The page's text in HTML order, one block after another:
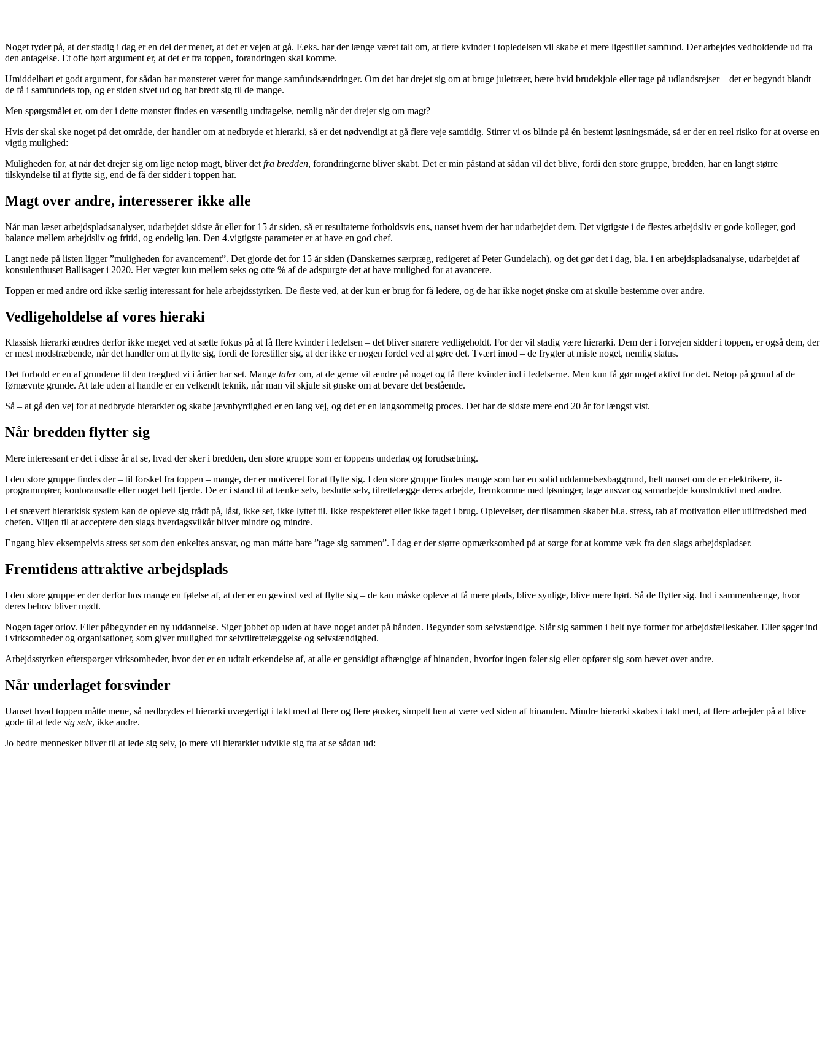
Noget tyder på, at der stadig i dag er en del der mener, at det er vejen at gå. F.eks. har der længe været talt om, at flere kvinder i topledelsen vil skabe et mere ligestillet samfund. Der arbejdes vedholdende ud fra
den antagelse. Et ofte hørt argument er, at det er fra toppen, forandringen skal komme.
Umiddelbart et godt argument, for sådan har mønsteret været for mange samfundsændringer. Om det har drejet sig om at bruge juletræer, bære hvid brudekjole eller tage på udlandsrejser – det er begyndt blandt
de få i samfundets top, og er siden sivet ud og har bredt sig til de mange.
Men spørgsmålet er, om der i dette mønster findes en væsentlig undtagelse, nemlig når det drejer sig om magt?
Hvis der skal ske noget på det område, der handler om at nedbryde et hierarki, så er det nødvendigt at gå flere veje samtidig. Stirrer vi os blinde på én bestemt løsningsmåde, så er der en reel risiko for at overse en
vigtig mulighed:
Muligheden for, at når det drejer sig om lige netop magt, bliver det fra bredden, forandringerne bliver skabt. Det er min påstand at sådan vil det blive, fordi den store gruppe, bredden, har en langt større
tilskyndelse til at flytte sig, end de få der sidder i toppen har.
Magt over andre, interesserer ikke alle
Når man læser arbejdspladsanalyser, udarbejdet sidste år eller for 15 år siden, så er resultaterne forholdsvis ens, uanset hvem der har udarbejdet dem. Det vigtigste i de flestes arbejdsliv er gode kolleger, god
balance mellem arbejdsliv og fritid, og endelig løn. Den 4.vigtigste parameter er at have en god chef.
Langt nede på listen ligger ”muligheden for avancement”. Det gjorde det for 15 år siden (Danskernes særpræg, redigeret af Peter Gundelach), og det gør det i dag, bla. i en arbejdspladsanalyse, udarbejdet af
konsulenthuset Ballisager i 2020. Her vægter kun mellem seks og otte % af de adspurgte det at have mulighed for at avancere.
Toppen er med andre ord ikke særlig interessant for hele arbejdsstyrken. De fleste ved, at der kun er brug for få ledere, og de har ikke noget ønske om at skulle bestemme over andre.
Vedligeholdelse af vores hieraki
Klassisk hierarki ændres derfor ikke meget ved at sætte fokus på at få flere kvinder i ledelsen – det bliver snarere vedligeholdt. For der vil stadig være hierarki. Dem der i forvejen sidder i toppen, er også dem, der
er mest modstræbende, når det handler om at flytte sig, fordi de forestiller sig, at der ikke er nogen fordel ved at gøre det. Tvært imod – de frygter at miste noget, nemlig status.
Det forhold er en af grundene til den træghed vi i årtier har set. Mange talerom, at de gerne vil ændre på noget og få flere kvinder ind i ledelserne. Men kun få gør noget aktivt for det. Netop på grund af de
førnævnte grunde. At tale uden at handle er en velkendt teknik, når man vil skjule sit ønske om at bevare det bestående.
Så – at gå den vej for at nedbryde hierarkier og skabe jævnbyrdighed er en lang vej, og det er en langsommelig proces. Det har de sidste mere end 20 år for længst vist.
Når bredden flytter sig
Mere interessant er det i disse år at se, hvad der sker i bredden, den store gruppe som er toppens underlag og forudsætning.
I den store gruppe findes der – til forskel fra toppen – mange, der er motiveret for at flytte sig. I den store gruppe findes mange som har en solid uddannelsesbaggrund, helt uanset om de er elektrikere, it-
programmører, kontoransatte eller noget helt fjerde. De er i stand til at tænke selv, beslutte selv, tilrettelægge deres arbejde, fremkomme med løsninger, tage ansvar og samarbejde konstruktivt med andre.
I et snævert hierarkisk system kan de opleve sig trådt på, låst, ikke set, ikke lyttet til. Ikke respekteret eller ikke taget i brug. Oplevelser, der tilsammen skaber bl.a. stress, tab af motivation eller utilfredshed med
chefen. Viljen til at acceptere den slags hverdagsvilkår bliver mindre og mindre.
Engang blev eksempelvis stress set som den enkeltes ansvar, og man måtte bare ”tage sig sammen”. I dag er der større opmærksomhed på at sørge for at komme væk fra den slags arbejdspladser.
Fremtidens attraktive arbejdsplads
I den store gruppe er der derfor hos mange en følelse af, at der er en gevinst ved at flytte sig – de kan måske opleve at få mere plads, blive synlige, blive mere hørt. Så de flytter sig. Ind i sammenhænge, hvor
deres behov bliver mødt.
Nogen tager orlov. Eller påbegynder en ny uddannelse. Siger jobbet op uden at have noget andet på hånden. Begynder som selvstændige. Slår sig sammen i helt nye former for arbejdsfælleskaber. Eller søger ind
i virksomheder og organisationer, som giver mulighed for selvtilrettelæggelse og selvstændighed.
Arbejdsstyrken efterspørger virksomheder, hvor der er en udtalt erkendelse af, at alle er gensidigt afhængige af hinanden, hvorfor ingen føler sig eller opfører sig som hævet over andre.
Når underlaget forsvinder
Uanset hvad toppen måtte mene, så nedbrydes et hierarki uvægerligt i takt med at flere og flere ønsker, simpelt hen at være ved siden af hinanden. Mindre hierarki skabes i takt med, at flere arbejder på at blive
gode til at lede sig selv, ikke andre.
Jo bedre mennesker bliver til at lede sig selv, jo mere vil hierarkiet udvikle sig fra at se sådan ud: